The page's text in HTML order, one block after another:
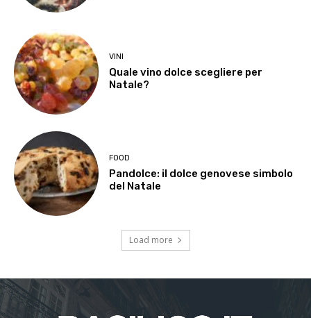
VINI
Quale vino dolce scegliere per
Natale?
FOOD
Pandolce: il dolce genovese simbolo
del Natale
Load more